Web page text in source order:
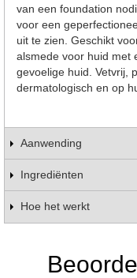
van een foundation
voor een
uit te zien. Geschikt
alsmede voor huid met
gevoelige huid. Vetvrij,
dermatologisch en op
Aanwending
Ingrediënten
Hoe het werkt